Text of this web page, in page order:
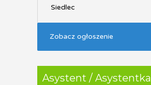
Siedlec
Zobacz ogłoszenie
Asystent / Asystentka